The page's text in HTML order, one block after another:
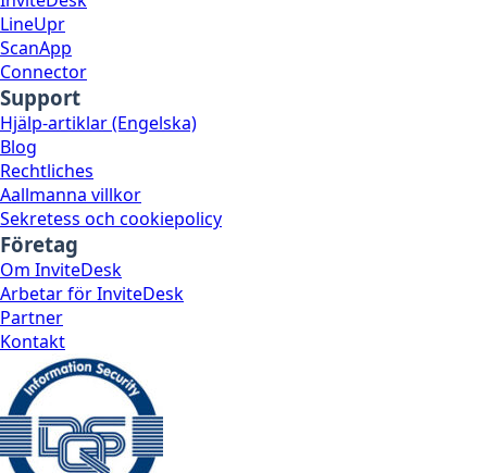
LineUpr
ScanApp
Connector
Support
Hjälp-artiklar (Engelska)
Blog
Rechtliches
Aallmanna villkor
Sekretess och cookiepolicy
Företag
Om InviteDesk
Arbetar för InviteDesk
Partner
Kontakt